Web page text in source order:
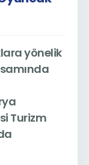
yönelik
Turizm